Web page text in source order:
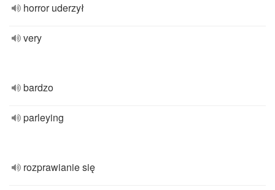
horror uderzył
very
bardzo
parleying
rozprawianie się